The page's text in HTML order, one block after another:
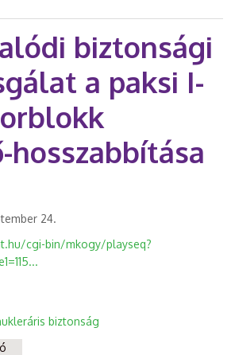
biztonsági
a paksi I-
hosszabbítása
24.
cgi-bin/mkogy/playseq?
biztonság